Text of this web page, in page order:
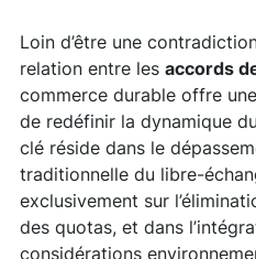
Loin d’être une
relation entre les accords
commerce durable offre
de redéfinir la dynamique
clé réside dans le
traditionnelle du libre-
exclusivement sur
des quotas, et dans
considérations